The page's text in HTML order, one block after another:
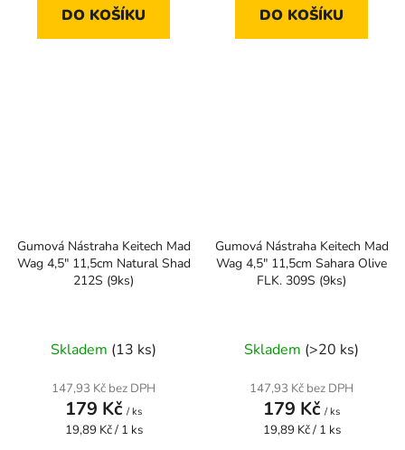
DO KOŠÍKU DO KOŠÍKU
Gumová Nástraha Keitech Mad
Wag 4,5" 11,5cm Natural Shad
212S (9ks)
Skladem (13 ks)
147,93 Kč bez DPH
179 Kč / ks
Měrná
19,89 Kč / 1 ks
Gumová Nástraha Keitech Mad
Wag 4,5" 11,5cm Sahara Olive
FLK. 309S (9ks)
Skladem (>20 ks)
147,93 Kč bez DPH
179 Kč / ks
Měrná
19,89 Kč / 1 ks